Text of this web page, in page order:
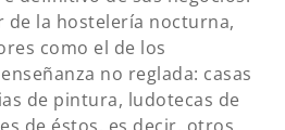
de la hostelería nocturna,
como el de los
no reglada: casas
de pintura, ludotecas de